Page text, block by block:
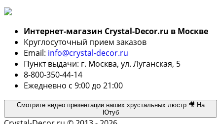
Интернет-магазин Crystal-Decor.ru в Москве
Круглосуточный прием заказов
Email: info@crystal-decor.ru
Пункт выдачи: г. Москва, ул. Луганская, 5
8-800-350-44-14
Ежедневно с 9:00 до 21:00
Смотрите видео презентации наших хрустальных люстр 🎥 На
Ютуб